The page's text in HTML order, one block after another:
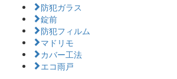
防犯ガラス
錠前
防犯フィルム
マドリモ
カバー工法
エコ雨戸